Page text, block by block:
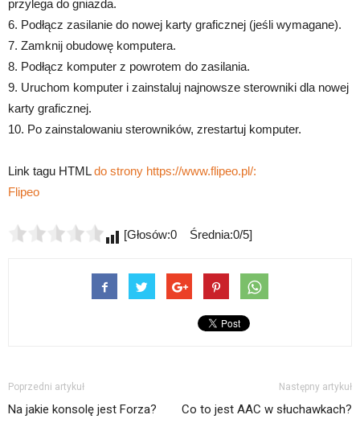
przylega do gniazda.
6. Podłącz zasilanie do nowej karty graficznej (jeśli wymagane).
7. Zamknij obudowę komputera.
8. Podłącz komputer z powrotem do zasilania.
9. Uruchom komputer i zainstaluj najnowsze sterowniki dla nowej
karty graficznej.
10. Po zainstalowaniu sterowników, zrestartuj komputer.
Link tagu HTMLdo strony https://www.flipeo.pl/:
Flipeo
[Głosów:0 Średnia:0/5]
Poprzedni artykuł
Na jakie konsolę jest Forza?
Następny artykuł
Co to jest AAC w słuchawkach?